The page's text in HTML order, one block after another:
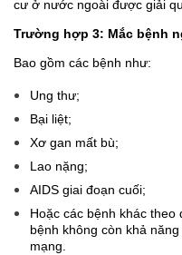
cư ở nước ngoài được giải
Trường hợp 3: Mắc bệnh
Bao gồm các bệnh như:
Ung thư;
Bại liệt;
Xơ gan mất bù;
Lao nặng;
AIDS giai đoạn cuối;
Hoặc các bệnh khác
bệnh không còn khả
mạng.